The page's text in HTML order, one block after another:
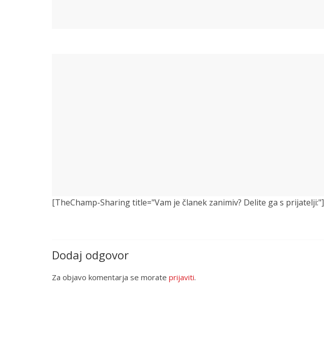
[TheChamp-Sharing title="Vam je članek zanimiv? Delite ga s prijatelji:"]
Dodaj odgovor
Za objavo komentarja se morate prijaviti.